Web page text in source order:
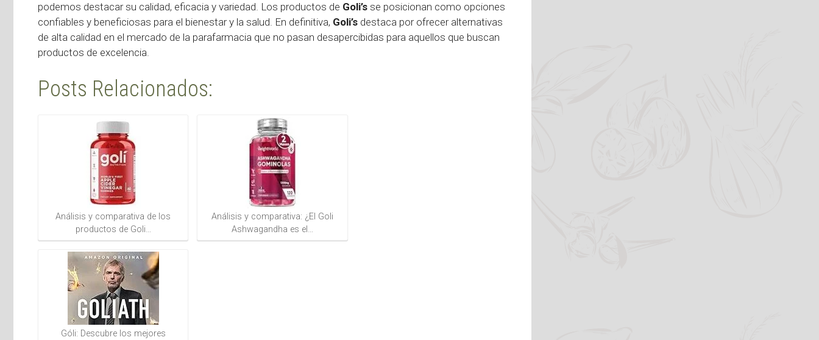
podemos destacar su calidad, eficacia y variedad. Los productos de Goli’s se posicionan como opciones
confiables y beneficiosas para el bienestar y la salud. En definitiva, Goli’s destaca por ofrecer alternativas
de alta calidad en el mercado de la parafarmacia que no pasan desapercibidas para aquellos que buscan
productos de excelencia.
Posts Relacionados:
Análisis y comparativa de los
productos de Goli…
Góli: Descubre los mejores
Análisis y comparativa: ¿El Goli
Ashwagandha es el…